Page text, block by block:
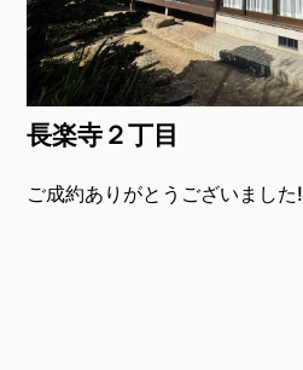
長楽寺２丁目
ご成約ありがとうございました!